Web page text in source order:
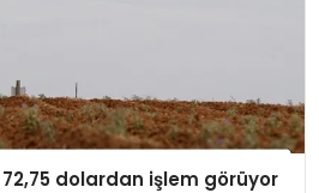
dolardan işlem görüyor